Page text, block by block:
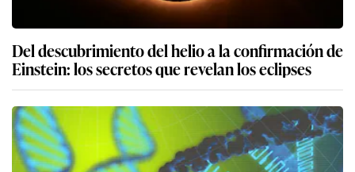
Del descubrimiento del helio a la confirmación de
Einstein: los secretos que revelan los eclipses